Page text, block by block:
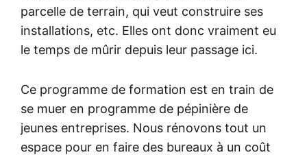
parcelle de terrain, qui veut construire ses
installations, etc. Elles ont donc vraiment eu
le temps de mûrir depuis leur passage ici.
Ce programme de formation est en train de
se muer en programme de pépinière de
jeunes entreprises. Nous rénovons tout un
espace pour en faire des bureaux à un coût